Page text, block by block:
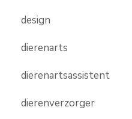
design
dierenarts
dierenartsassistent
dierenverzorger